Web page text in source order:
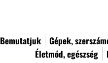
Bemutatjuk Gépek,
Életmód, egészség